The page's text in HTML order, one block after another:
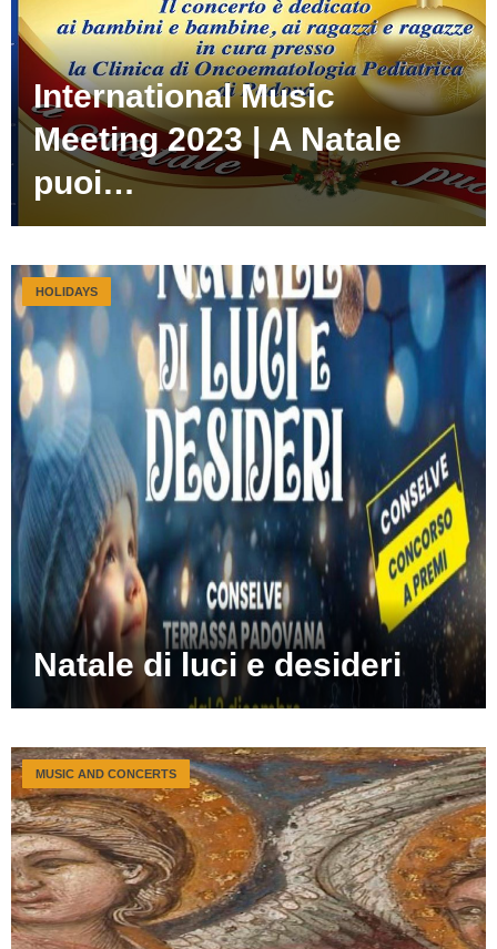
International Music
Meeting 2023 | A Natale
puoi…
Natale di luci e desideri
HOLIDAYS
MUSIC AND CONCERTS